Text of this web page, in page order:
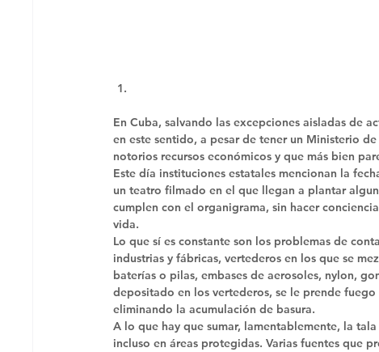
En Cuba, salvando las excepciones aisladas de
en este sentido, a pesar de tener un Ministerio
notorios recursos económicos y que más bien
Este día instituciones estatales mencionan la
un teatro filmado en el que llegan a plantar
cumplen con el organigrama, sin hacer
vida.
Lo que sí es constante son los problemas de
industrias y fábricas, vertederos en los que se
baterías o pilas, embases de aerosoles, nylon,
depositado en los vertederos, se le prende
eliminando la acumulación de basura.
A lo que hay que sumar, lamentablemente, la
incluso en áreas protegidas. Varias fuentes que